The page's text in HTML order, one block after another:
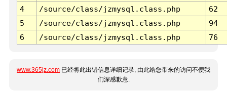
4
/source/class/jzmysql.class.php
62
5
/source/class/jzmysql.class.php
94
6
/source/class/jzmysql.class.php 76
www.365jz.com 已经将此出错信息详细记录, 由此给您带来的访问不便我
们深感歉意.